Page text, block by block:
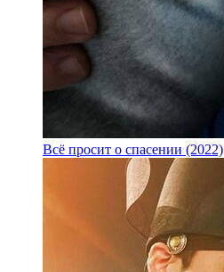
Всё просит о спасении (2022)